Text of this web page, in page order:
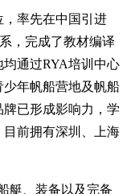
率先在中国引进
，完成了教材编译
通过RYA培训中心
年帆船营地及帆船
已形成影响力，学
目前拥有深圳、上海
艇、装备以及完备